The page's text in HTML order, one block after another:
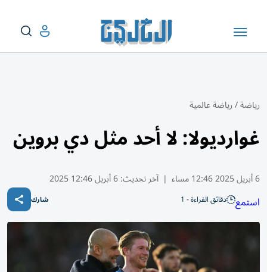
رياضة/رياضة عالمية
غوارديولا: لا أحد مثل دي بروين
6 أبريل 2025 12:46 مساء | آخر تحديث:6 أبريل 12:46 2025
استمع دقائق القراءة - 1 شارك